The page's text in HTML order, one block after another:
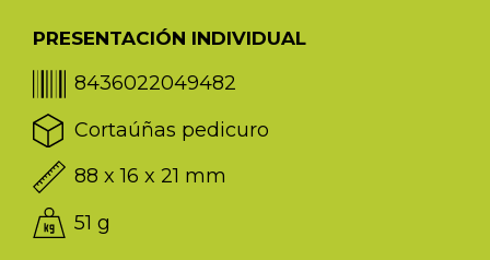
PRESENTACIÓN INDIVIDUAL
8436022049482
Cortaúñas pedicuro
88 x 16 x 21 mm
51 g